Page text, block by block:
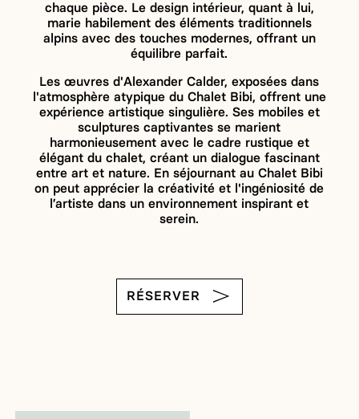
chaque pièce. Le design intérieur, quant à lui,
marie habilement des éléments traditionnels
alpins avec des touches modernes, offrant un
équilibre parfait.
Les œuvres d'Alexander Calder, exposées dans
l'atmosphère atypique du Chalet Bibi, offrent une
expérience artistique singulière. Ses mobiles et
sculptures captivantes se marient
harmonieusement avec le cadre rustique et
élégant du chalet, créant un dialogue fascinant
entre art et nature. En séjournant au Chalet Bibi
on peut apprécier la créativité et l'ingéniosité de
l’artiste dans un environnement inspirant et
serein.
RÉSERVER